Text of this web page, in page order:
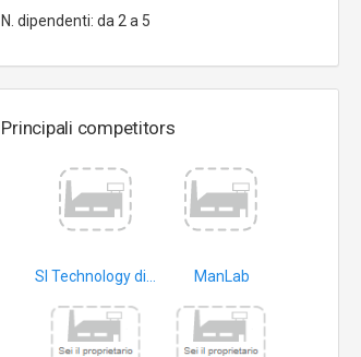
N. dipendenti: da 2 a 5
Principali competitors
ManLab